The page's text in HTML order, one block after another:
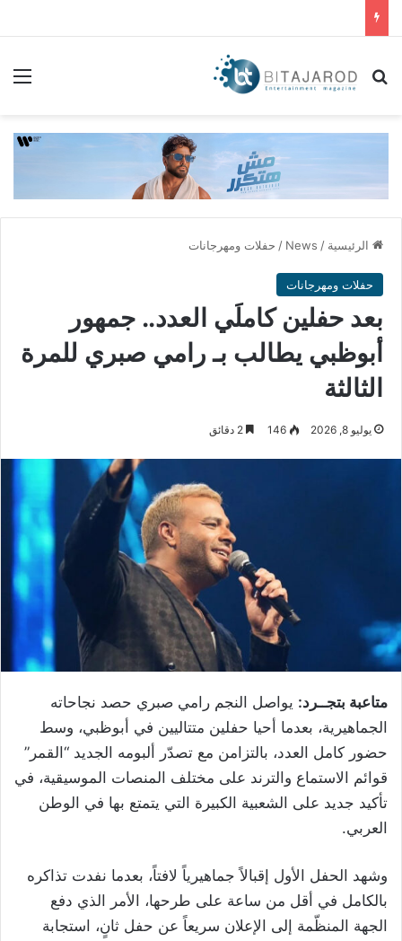
بحث عن
الرئيسية /
News
/ حفلات ومهرجانات
حفلات ومهرجانات
بعد حفلين كاملَي العدد.. جمهور
أبوظبي يطالب بـ رامي صبري للمرة
الثالثة
يوليو 8, 2026 146
متاعبة بتجــرد: يواصل النجم رامي صبري حصد نجاحاته
الجماهيرية، بعدما أحيا حفلين متتاليين في أبوظبي، وسط
حضور كامل العدد، بالتزامن مع تصدّر ألبومه الجديد “القمر”
قوائم الاستماع والترند على مختلف المنصات الموسيقية، في
تأكيد جديد على الشعبية الكبيرة التي يتمتع بها في الوطن
العربي.
وشهد الحفل الأول إقبالاً جماهيرياً لافتاً، بعدما نفدت تذاكره
بالكامل في أقل من ساعة على طرحها، الأمر الذي دفع
الجهة المنظّمة إلى الإعلان سريعاً عن حفل ثانٍ، استجابة